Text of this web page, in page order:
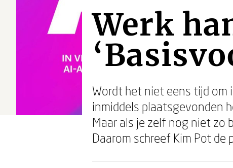
Werk
Wordt het niet eens tijd om
inmiddels plaatsgevonden
Maar als je zelf nog niet zo
Daarom schreef Kim Pot de